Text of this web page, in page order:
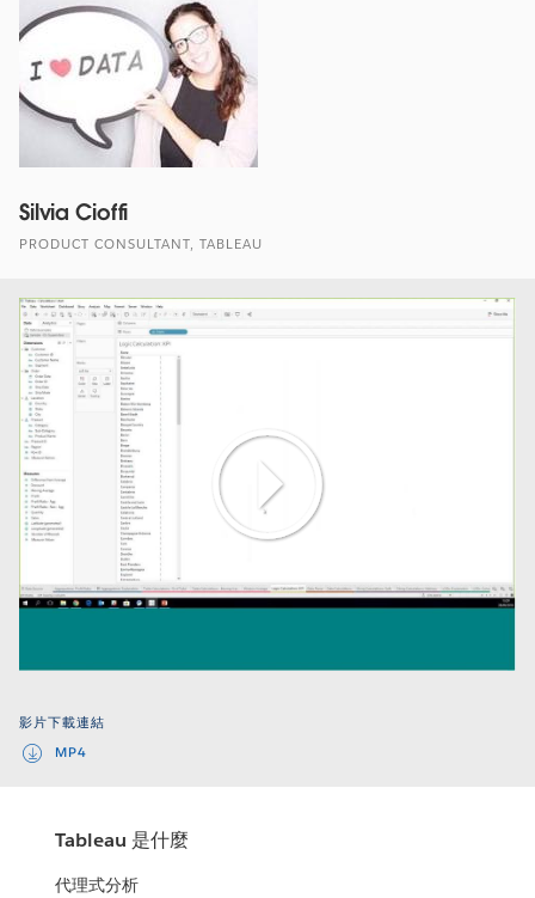
Silvia Cioffi
PRODUCT CONSULTANT, TABLEAU
Play
Video
影片下載連結
MP4
Tableau 是什麼
代理式分析